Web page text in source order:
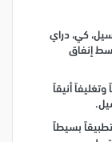
كي، دراي
إنفاق
أنيقاً
بسيطاً